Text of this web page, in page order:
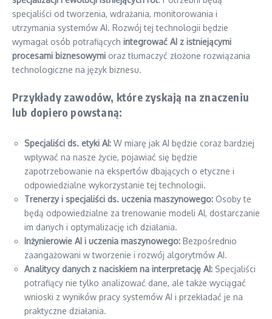
specjaliści od tworzenia, wdrażania, monitorowania i
utrzymania systemów AI. Rozwój tej technologii będzie
wymagał osób potrafiących integrować AI z istniejącymi
procesami biznesowymi oraz tłumaczyć złożone rozwiązania
technologiczne na język biznesu.
Przykłady zawodów, które zyskają na znaczeniu
lub dopiero powstaną:
Specjaliści ds. etyki AI: W miarę jak AI będzie coraz bardziej
wpływać na nasze życie, pojawiać się będzie
zapotrzebowanie na ekspertów dbających o etyczne i
odpowiedzialne wykorzystanie tej technologii.
Trenerzy i specjaliści ds. uczenia maszynowego: Osoby te
będą odpowiedzialne za trenowanie modeli AI, dostarczanie
im danych i optymalizację ich działania.
Inżynierowie AI i uczenia maszynowego: Bezpośrednio
zaangażowani w tworzenie i rozwój algorytmów AI.
Analitycy danych z naciskiem na interpretację AI: Specjaliści
potrafiący nie tylko analizować dane, ale także wyciągać
wnioski z wyników pracy systemów AI i przekładać je na
praktyczne działania.